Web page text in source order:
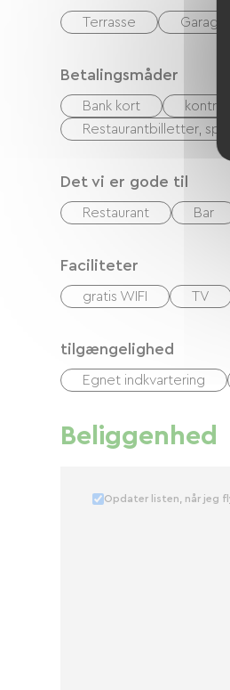
Terrasse Garage
Betalingsmåder
Bank kort kontrol
Restaurantbilletter,
Det vi er gode til
Restaurant Bar
Faciliteter
gratis WIFI TV
tilgængelighed
Egnet indkvartering
Beliggenhed
Opdater listen, når jeg